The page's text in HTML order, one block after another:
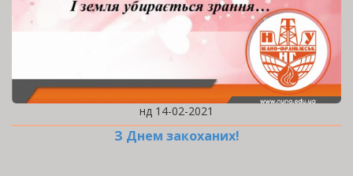
нд 14-02-2021
З Днем закоханих!